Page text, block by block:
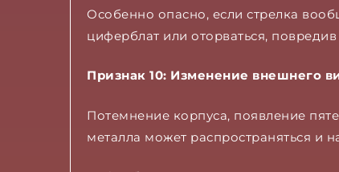
Особенно опасно, если стрелка
циферблат или оторваться,
Признак 10: Изменение внешнего
Потемнение корпуса, появление
металла может распространяться и